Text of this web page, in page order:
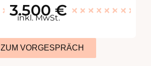
3.500 €
inkl. MwSt.
ZUM VORGESPRÄCH